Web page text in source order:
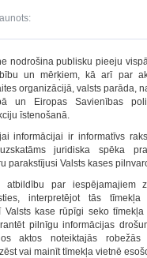
nodrošina publisku pieeju
un mērķiem, kā arī par
organizācijā, valsts parāda,
un Eiropas Savienības
īstenošanā.
informācijai ir informatīvs
juridiska spēka
parakstījusi Valsts kases
atbildību par iespējamajiem
interpretējot tās tīmekļa
kase rūpīgi seko
pilnīgu informācijas
aktos noteiktajās
vai mainīt tīmekļa vietnē